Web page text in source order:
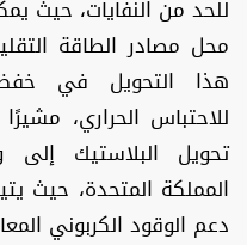
للحد من النفايات، حيث
محل مصادر الطاقة
هذا التحويل في خفض
للاحتباس الحراري،
تحويل البلاستيك
المملكة المتحدة، حيث
دعم الوقود الكربوني